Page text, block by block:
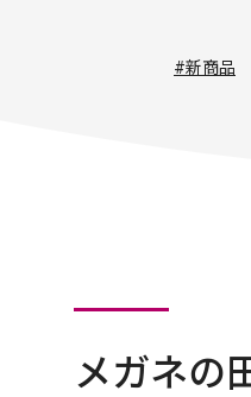
#新商品
メガネの